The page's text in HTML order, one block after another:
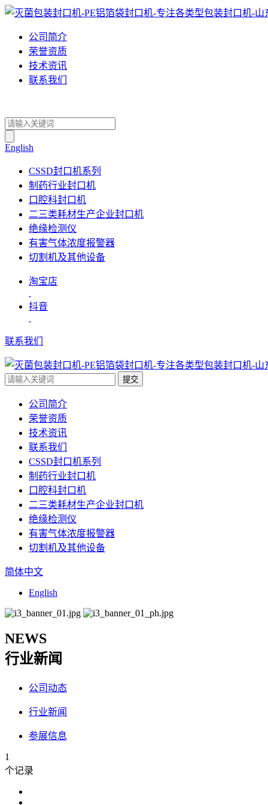
公司简介
荣誉资质
技术资讯
联系我们
English
CSSD封口机系列
制药行业封口机
口腔科封口机
二三类耗材生产企业封口机
绝缘检测仪
有害气体浓度报警器
切割机及其他设备
淘宝店
抖音
联系我们
提交
公司简介
荣誉资质
技术资讯
联系我们
CSSD封口机系列
制药行业封口机
口腔科封口机
二三类耗材生产企业封口机
绝缘检测仪
有害气体浓度报警器
切割机及其他设备
简体中文
English
NEWS
行业新闻
公司动态
行业新闻
参展信息
1
个记录